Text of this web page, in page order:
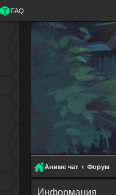
FAQ
Аниме чат Форум
Информация